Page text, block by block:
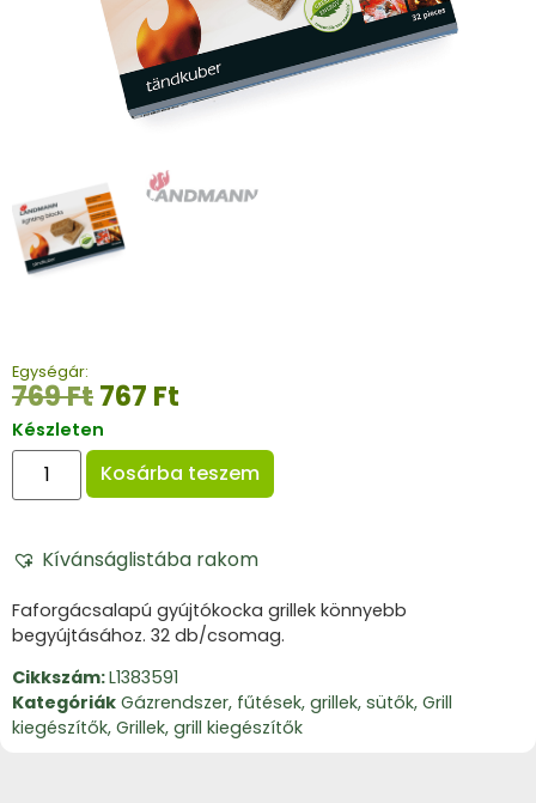
Egységár:
769Ft767 Ft
Készleten
Kosárba teszem
Kívánságlistába rakom
Faforgácsalapú gyújtókocka grillek könnyebb
begyújtásához. 32 db/csomag.
Cikkszám:L1383591
Kategóriák Gázrendszer, fűtések, grillek, sütők, Grill
kiegészítők, Grillek, grill kiegészítők